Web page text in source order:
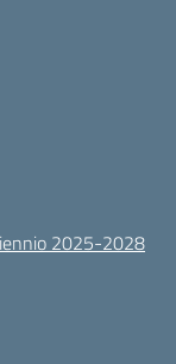
2025-2028